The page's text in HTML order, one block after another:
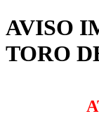
AVISO
TORO